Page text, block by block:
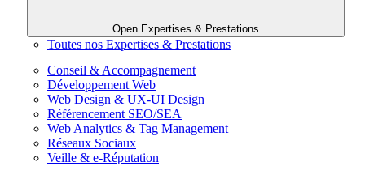
Open Expertises & Prestations
Toutes nos Expertises & Prestations
Conseil & Accompagnement
Développement Web
Web Design & UX-UI Design
Référencement SEO/SEA
Web Analytics & Tag Management
Réseaux Sociaux
Veille & e-Réputation